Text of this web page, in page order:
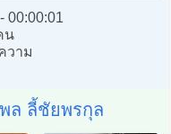
00:00:01
น
วาม
ล ลี้ชัยพรกุล